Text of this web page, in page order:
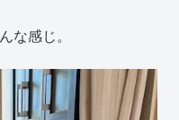
な感じ。